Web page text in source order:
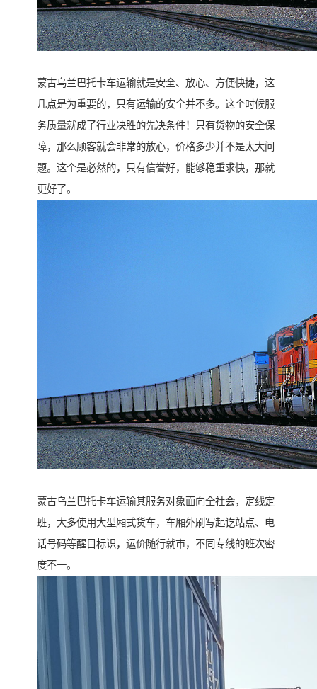
蒙古乌兰巴托卡车运输就是安全、放心、方便快捷，这
几点是为重要的，只有运输的安全并不多。这个时候服
务质量就成了行业决胜的先决条件！只有货物的安全保
障，那么顾客就会非常的放心，价格多少并不是太大问
题。这个是必然的，只有信誉好，能够稳重求快，那就
更好了。
蒙古乌兰巴托卡车运输其服务对象面向全社会，定线定
班，大多使用大型厢式货车，车厢外刷写起讫站点、电
话号码等醒目标识，运价随行就市，不同专线的班次密
度不一。